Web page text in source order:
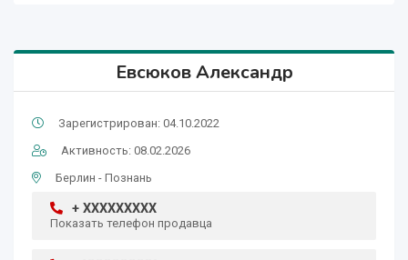
Евсюков Александр
Зарегистрирован: 04.10.2022
Активность: 08.02.2026
Берлин - Познань
+ XXXXXXXXX
Показать телефон продавца